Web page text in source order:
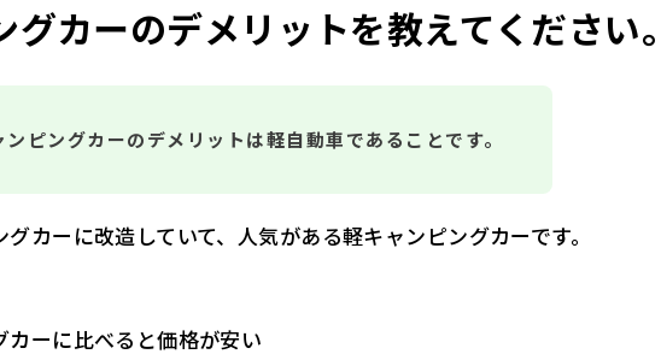
グカーのデメリットを教えてください
ピングカーのデメリットは軽自動車であることです。
カーに改造していて、人気がある軽キャンピングカーです。
ーに比べると価格が安い